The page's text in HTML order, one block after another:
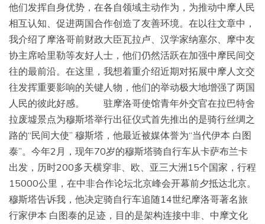
他们发挥自身优势，在各自领域主动作为，为推动中摩人民
相互认知、促进两国合作创造了友善环境。在以往文章中，
我介绍了摩洛哥前财政大臣瓦拉卢、汉学家纳塞尔、摩中友
协主席哈里勒等友好人士，他们仍然活跃在加强中摩民间交
往的最前沿。在这里，我想着重介绍近期对拓展中摩人文交
往发挥重要影响的关键人物，他们的举动极大地增强了两国
人民的彼此好感。 驻摩洛哥使馆青年外交官在拉巴特舍
拉废墟景点为穆斯塔举行出征仪式首先推出的是骑行丝绸之
路的“民间大使” 穆斯塔，他最近被媒体誉为“当代伊本 白图
泰”。今年2月，现年70岁的穆斯塔骑自行车从卡萨布兰卡
出发，历时200多天横穿非、欧、亚三大洲15个国家，行程
15000公里，在中非合作论坛北京峰会开幕前夕抵达北京。
穆斯塔告诉我，他决定骑自行车追随14世纪摩洛哥著名旅
行家伊本 白图泰的足迹，目的是架构连接中非、中摩文化